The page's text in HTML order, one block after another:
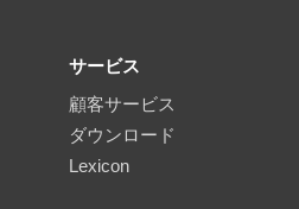
サービス
顧客サービス
ダウンロード
Lexicon